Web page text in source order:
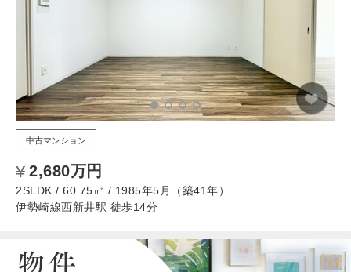
中古マンション
2,680万円
2SLDK / 60.75㎡ / 1985年5月（築41年）
伊勢崎線西新井駅 徒歩14分